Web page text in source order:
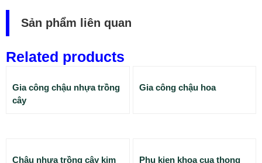
Sản phẩm liên quan
Related products
Gia công chậu nhựa trồng
cây
Gia công chậu hoa
Chậu nhựa trồng cây kim
Phu kien khoa cua thong